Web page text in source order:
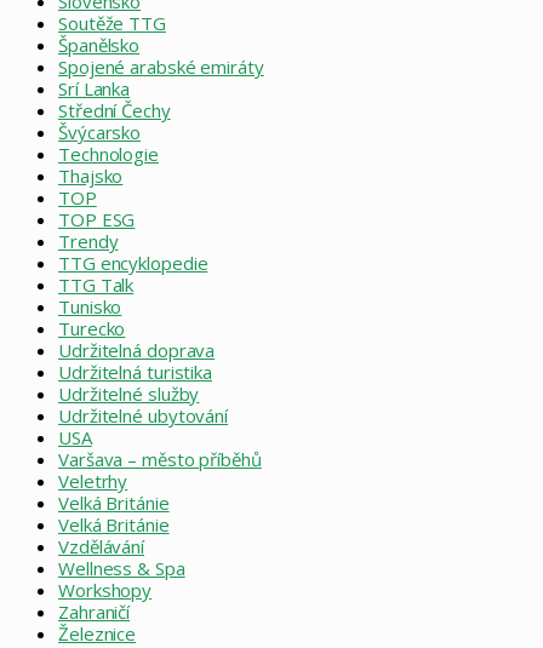
Soutěže TTG
Španělsko
Spojené arabské emiráty
Srí Lanka
Střední Čechy
Švýcarsko
Technologie
Thajsko
TOP
TOP ESG
Trendy
TTG encyklopedie
TTG Talk
Tunisko
Turecko
Udržitelná doprava
Udržitelná turistika
Udržitelné služby
Udržitelné ubytování
USA
Varšava – město příběhů
Veletrhy
Velká Británie
Velká Británie
Vzdělávání
Wellness & Spa
Workshopy
Zahraničí
Železnice